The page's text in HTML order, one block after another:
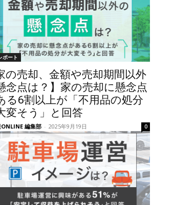
ポート
の売却、金額や売却期間以外
念点は？】家の売却に懸念点
る6割以上が「不用品の処分
変そう」と回答
編集部 - 2025年9月19日 0